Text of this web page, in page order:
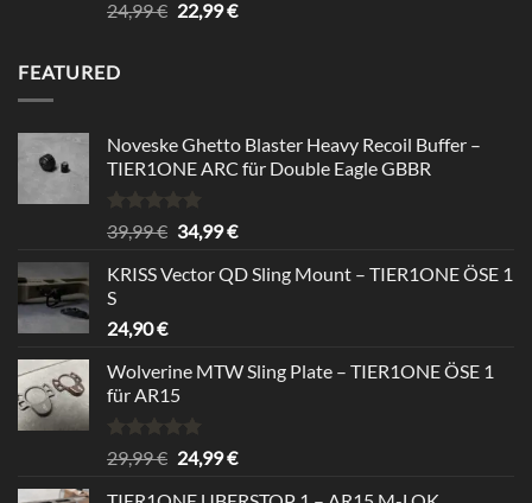
Bewertet
mit
24,99€ Ursprünglicher
22,99€Aktueller
FEATURED
Noveske Ghetto Blaster Heavy Recoil Buffer –
TIER1ONE ARC für Double Eagle GBBR
Bewertet
mit
von 5
39,99€ Ursprünglicher
war:
34,99€Aktueller
ist:
KRISS Vector QD Sling Mount – TIER1ONE ÖSE 1
S
24,90€
Wolverine MTW Sling Plate – TIER1ONE ÖSE 1
für AR15
Bewertet
mit
von 5
29,99€ Ursprünglicher
24,99€Aktueller